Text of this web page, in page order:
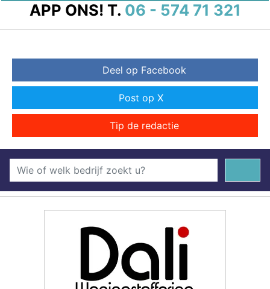
APP ONS! T. 06 - 574 71 321
Deel op Facebook
Post op X
Tip de redactie